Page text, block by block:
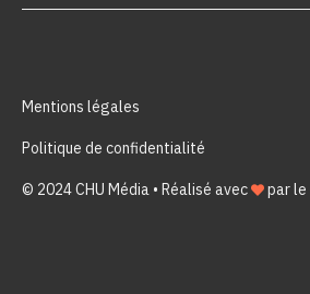
Mentions légales
Politique de confidentialité
© 2024 CHU Média • Réalisé avec par le